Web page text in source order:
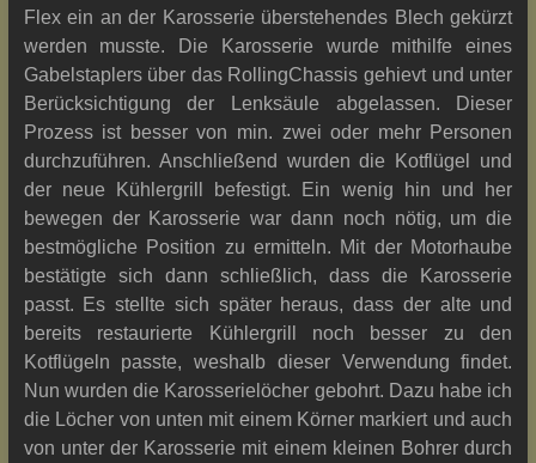
Flex ein an der Karosserie überstehendes Blech gekürzt
werden musste. Die Karosserie wurde mithilfe eines
Gabelstaplers über das RollingChassis gehievt und unter
Berücksichtigung der Lenksäule abgelassen. Dieser
Prozess ist besser von min. zwei oder mehr Personen
durchzuführen. Anschließend wurden die Kotflügel und
der neue Kühlergrill befestigt. Ein wenig hin und her
bewegen der Karosserie war dann noch nötig, um die
bestmögliche Position zu ermitteln. Mit der Motorhaube
bestätigte sich dann schließlich, dass die Karosserie
passt. Es stellte sich später heraus, dass der alte und
bereits restaurierte Kühlergrill noch besser zu den
Kotflügeln passte, weshalb dieser Verwendung findet.
Nun wurden die Karosserielöcher gebohrt. Dazu habe ich
die Löcher von unten mit einem Körner markiert und auch
von unter der Karosserie mit einem kleinen Bohrer durch